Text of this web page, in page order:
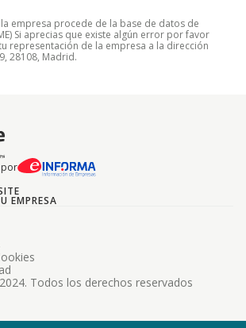
empresa procede de la base de datos de
Si aprecias que existe algún error por favor
representación de la empresa a la dirección
28108, Madrid.
EMPRESA
Todos los derechos reservados